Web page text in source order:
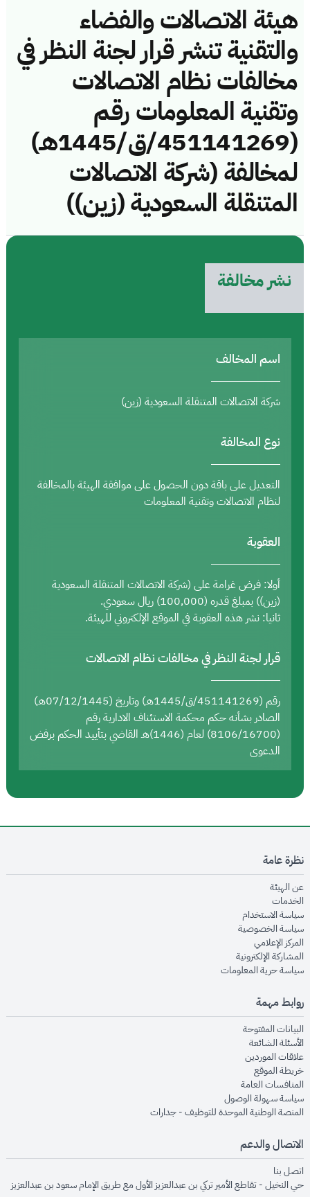
هيئة الاتصالات والفضاء
والتقنية تنشر قرار لجنة النظر في
مخالفات نظام الاتصالات
وتقنية المعلومات رقم
(451141269/ق/1445هـ)
لمخالفة (شركة الاتصالات
المتنقلة السعودية (زين))
نشر مخالفة
اسم المخالف
شركة الاتصالات المتنقلة السعودية (زين)
نوع المخالفة
التعديل على باقة دون الحصول على موافقة الهيئة بالمخالفة
لنظام الاتصالات وتقنية المعلومات
العقوبة
أولا: فرض غرامة على (شركة الاتصالات المتنقلة السعودية
(زين)) بمبلغ قدره (100,000) ريال سعودي.
ثانيا: نشر هذه العقوبة في الموقع الإلكتروني للهيئة.
قرار لجنة النظر في مخالفات نظام الاتصالات
رقم (451141269/ق/1445هـ) وتاريخ (07/12/1445هـ)
الصادر بشأنه حكم محكمة الاستئناف الادارية رقم
(8106/16700) لعام (1446)هـ القاضي بتأييد الحكم برفض
الدعوى
نظرة عامة
عن الهيئةopens in new window
الخدماتopens in new window
سياسة الاستخدام
سياسة الخصوصيةopens in new window
المركز الإعلاميopens in new window
المشاركة الإلكترونيةopens in new window
سياسة حرية المعلوماتopens in new window
روابط مهمة
البيانات المفتوحةopens in new window
الأسئلة الشائعةopens in new window
علاقات الموردينopens in new window
خريطة الموقعopens in new window
المنافسات العامةopens in new window
سياسة سهولة الوصولopens in new window
المنصة الوطنية الموحدة للتوظيف - جداراتopens in new window
الاتصال والدعم
اتصل بنا
حي النخيل - تقاطع الأمير تركي بن عبدالعزيز الأول مع طريق الإمام سعود بن عبدالعزيز